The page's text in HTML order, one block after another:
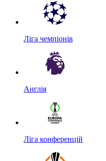
Ліга чемпіонів
Англія
Ліга конференцій